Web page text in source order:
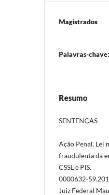
Magistrados
Palavras-chave:
Resumo
SENTENÇAS
Ação Penal. Lei
fraudulenta da
CSSL e PIS.
0000632-
Juiz Federal